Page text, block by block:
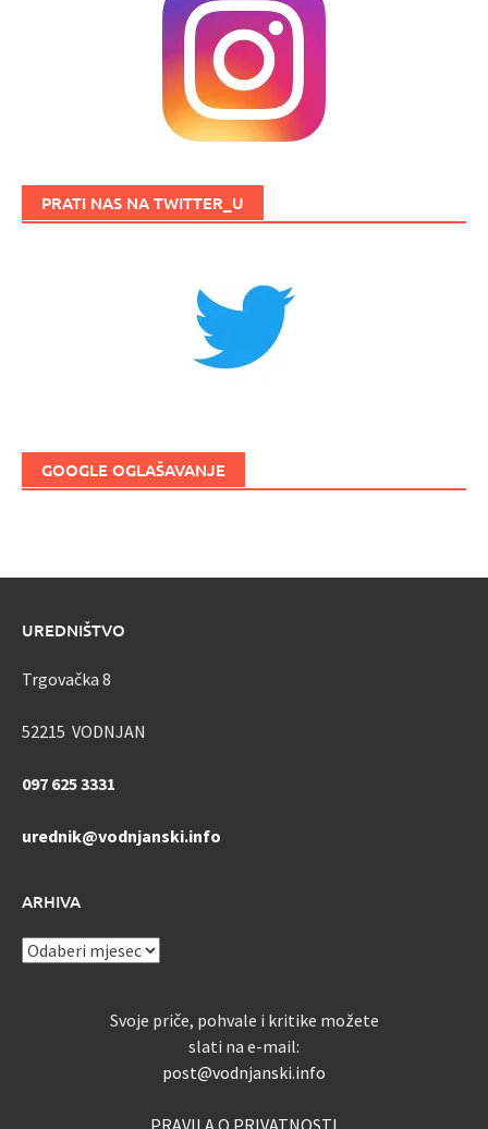
PRATI NAS NA TWITTER_U
GOOGLE OGLAŠAVANJE
UREDNIŠTVO
Trgovačka 8
52215 VODNJAN
097 625 3331
urednik@vodnjanski.info
ARHIVA
ARHIVA
Svoje priče, pohvale i kritike možete
slati na e-mail:
post@vodnjanski.info
PRAVILA O PRIVATNOSTI